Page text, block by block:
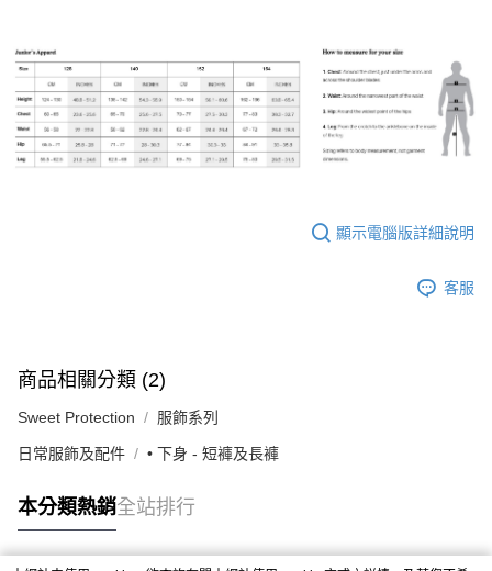
顯示電腦版詳細說明
客服
商品相關分類 (2)
Sweet Protection 服飾系列
日常服飾及配件 • 下身 - 短褲及長褲
本分類熱銷全站排行